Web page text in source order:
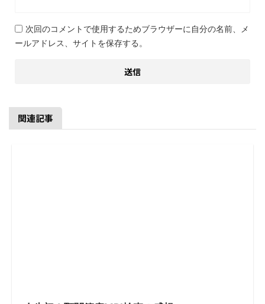
次回のコメントで使用するためブラウザーに自分の名前、メ
ールアドレス、サイトを保存する。
関連記事